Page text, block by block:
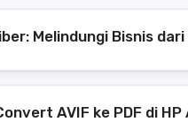
Melindungi Bisnis
AVIF ke PDF di